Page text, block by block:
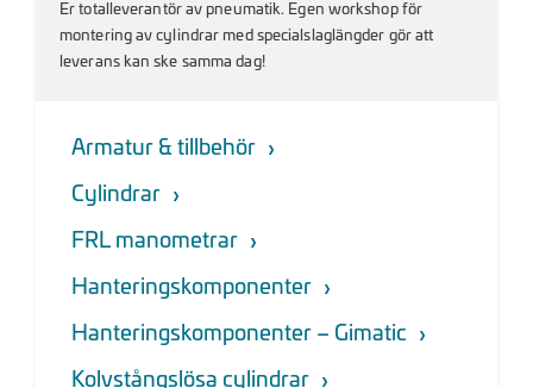
Er totalleverantör av pneumatik. Egen workshop för
montering av cylindrar med specialslaglängder gör att
leverans kan ske samma dag!
Armatur & tillbehör
Cylindrar
FRL manometrar
Hanteringskomponenter
Hanteringskomponenter – Gimatic
Kolvstångslösa cylindrar